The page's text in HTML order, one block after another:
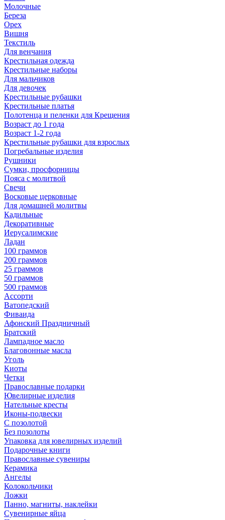
Молочные
Береза
Орех
Вишня
Текстиль
Для венчания
Крестильная одежда
Крестильные наборы
Для мальчиков
Для девочек
Крестильные рубашки
Крестильные платья
Полотенца и пеленки для Крещения
Возраст до 1 года
Возраст 1-2 года
Крестильные рубашки для взрослых
Погребальные изделия
Рушники
Сумки, просфорницы
Пояса с молитвой
Свечи
Восковые церковные
Для домашней молитвы
Кадильные
Декоративные
Иерусалимские
Ладан
100 граммов
200 граммов
25 граммов
50 граммов
500 граммов
Ассорти
Ватопедский
Фиваида
Афонский Праздничный
Братский
Лампадное масло
Благовонные масла
Уголь
Киоты
Четки
Православные подарки
Ювелирные изделия
Нательные кресты
Иконы-подвески
С позолотой
Без позолоты
Упаковка для ювелирных изделий
Подарочные книги
Православные сувениры
Керамика
Ангелы
Колокольчики
Ложки
Панно, магниты, наклейки
Сувенирные яйца